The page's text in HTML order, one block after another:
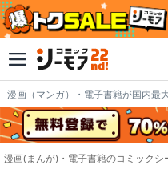
漫画（マンガ）・電子書籍が国内最
漫画(まんが)・電子書籍のコミックシ